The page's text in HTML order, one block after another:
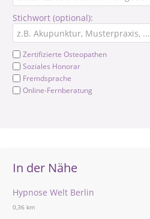
Stichwort (optional):
Zertifizierte Osteopathen
Soziales Honorar
Fremdsprache
Online-Fernberatung
In der Nähe
Hypnose Welt Berlin
0,36 km